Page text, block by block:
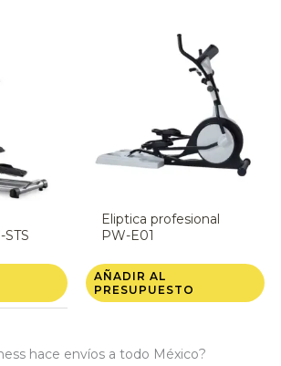
Eliptica profesional
PW-E01
AÑADIR AL
PRESUPUESTO
hace envíos a todo México?